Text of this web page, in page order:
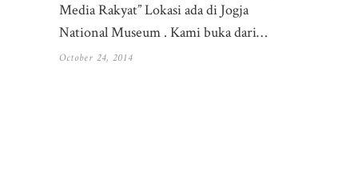
Media Rakyat” Lokasi ada di Jogja
National Museum . Kami buka dari…
October 24, 2014